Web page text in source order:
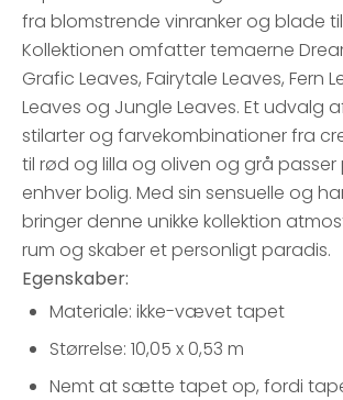
fra blomstrende vinranker og blade
Kollektionen omfatter temaerne
Grafic Leaves, Fairytale Leaves, Fern
Leaves og Jungle Leaves. Et udvalg
stilarter og farvekombinationer fra
til rød og lilla og oliven og grå passer
enhver bolig. Med sin sensuelle og
bringer denne unikke kollektion
rum og skaber et personligt paradis.
Egenskaber:
Materiale: ikke-vævet tapet
Størrelse: 10,05 x 0,53 m
Nemt at sætte tapet op, fordi